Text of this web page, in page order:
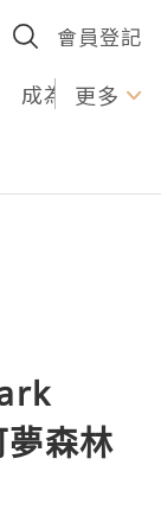
會員登記
成為U更多
夢森林